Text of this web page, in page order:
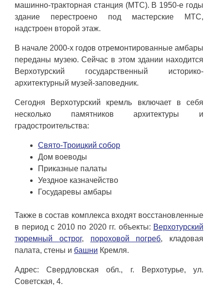
машинно-тракторная станция (МТС). В 1950-е годы
здание перестроено под мастерские МТС,
надстроен второй этаж.
В начале 2000-х годов отремонтированные амбары
переданы музею. Сейчас в этом здании находится
Верхотурский государственный историко-
архитектурный музей-заповедник.
Сегодня Верхотурский кремль включает в себя
несколько памятников архитектуры и
градостроительства:
Свято-Троицкий собор
Дом воеводы
Приказные палаты
Уездное казначейство
Государевы амбары
Также в состав комплекса входят восстановленные
в период с 2010 по 2020 гг. объекты: Верхотурский
тюремный острог, пороховой погреб, кладовая
палата, стены и башни Кремля.
Адрес: Свердловская обл., г. Верхотурье, ул.
Советская, 4.